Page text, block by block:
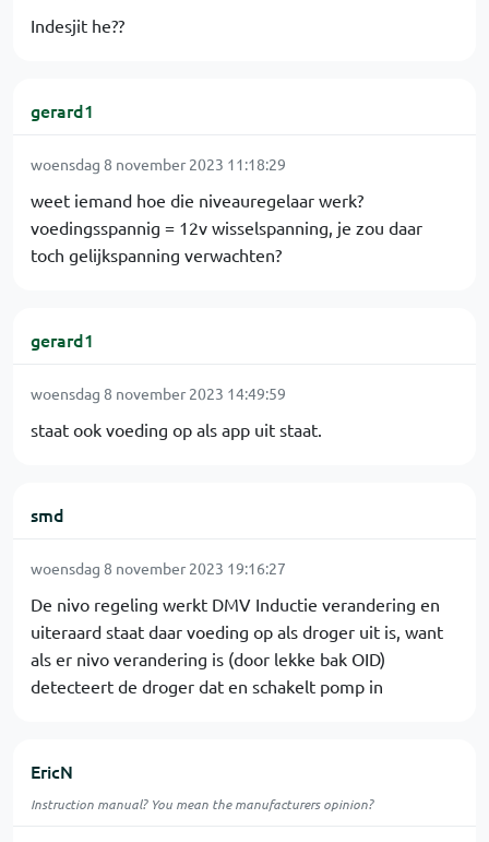
Indesjit he??
gerard1
woensdag 8 november 2023 11:18:29
weet iemand hoe die niveauregelaar werk?
voedingsspannig = 12v wisselspanning, je zou daar
toch gelijkspanning verwachten?
gerard1
woensdag 8 november 2023 14:49:59
staat ook voeding op als app uit staat.
smd
woensdag 8 november 2023 19:16:27
De nivo regeling werkt DMV Inductie verandering en
uiteraard staat daar voeding op als droger uit is, want
als er nivo verandering is (door lekke bak OID)
detecteert de droger dat en schakelt pomp in
EricN
Instruction manual? You mean the manufacturers opinion?